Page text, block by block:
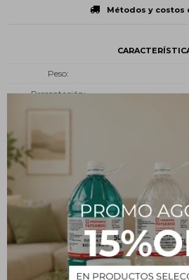
Métodos y costos
Peso
Presentación
Estado
Descripción
Metabisulfito de Sodio 1 kg